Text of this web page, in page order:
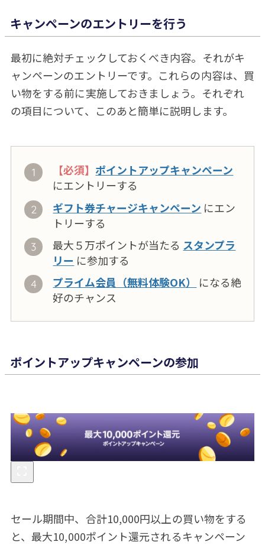
キャンペーンのエントリーを行う
最初に絶対チェックしておくべき内容。それがキ
ャンペーンのエントリーです。これらの内容は、買
い物をする前に実施しておきましょう。それぞれ
の項目について、このあと簡単に説明します。
【必須】 ポイントアップキャンペーン
にエントリーする
ギフト券チャージキャンペーン にエン
トリーする
最大５万ポイントが当たる スタンプラ
リー に参加する
プライム会員（無料体験OK）
になる絶
好のチャンス
ポイントアップキャンペーンの参加
セール期間中、合計10,000円以上の買い物をする
と、最大10,000ポイント還元されるキャンペーン